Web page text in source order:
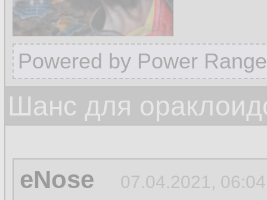
Powered by Power
Шанс для
eNose 07.04.2021, 06:04